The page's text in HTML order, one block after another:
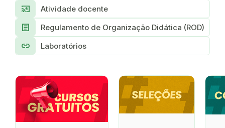
cast_for_education Atividade docente
article Regulamento de Organização Didática (ROD)
link Laboratórios